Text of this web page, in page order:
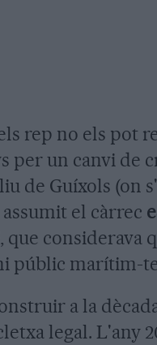
rep no els pot
per un canvi de
de Guíxols (on
el càrrec
, que considerava
públic marítim-
a la
legal. L'any